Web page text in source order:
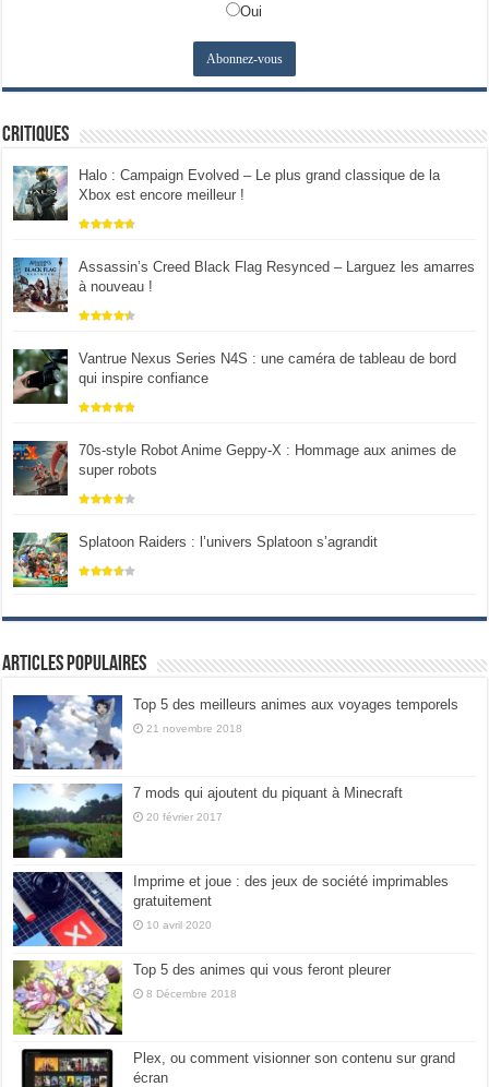
Oui
Critiques
Halo : Campaign Evolved – Le plus grand classique de la
Xbox est encore meilleur !
Assassin’s Creed Black Flag Resynced – Larguez les amarres
à nouveau !
Vantrue Nexus Series N4S : une caméra de tableau de bord
qui inspire confiance
70s-style Robot Anime Geppy-X : Hommage aux animes de
super robots
Splatoon Raiders : l’univers Splatoon s’agrandit
Articles populaires
Top 5 des meilleurs animes aux voyages temporels
21 novembre 2018
7 mods qui ajoutent du piquant à Minecraft
20 février 2017
Imprime et joue : des jeux de société imprimables
gratuitement
10 avril 2020
Top 5 des animes qui vous feront pleurer
8 Décembre 2018
Plex, ou comment visionner son contenu sur grand
écran